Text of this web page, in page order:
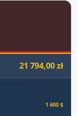
21 794,00 zł
1 600 $